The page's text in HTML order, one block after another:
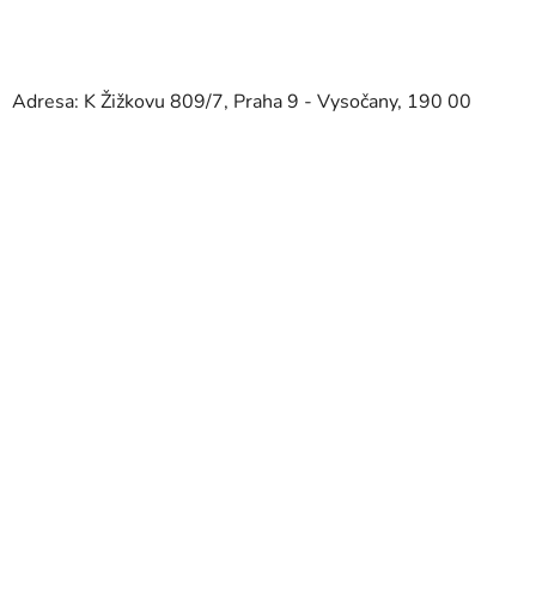
Adresa: K Žižkovu 809/7, Praha 9 - Vysočany, 190 00